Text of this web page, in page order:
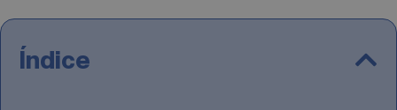
Índice